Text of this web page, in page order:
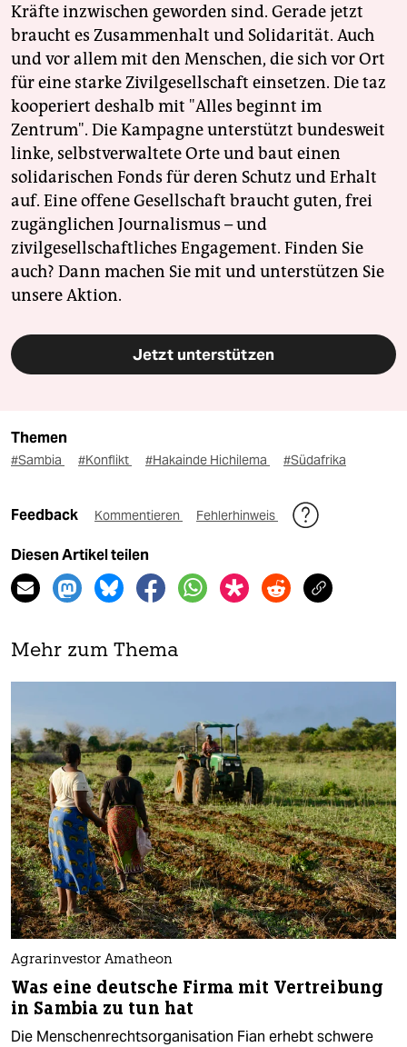
Kräfte inzwischen geworden sind. Gerade jetzt
braucht es Zusammenhalt und Solidarität. Auch
und vor allem mit den Menschen, die sich vor Ort
für eine starke Zivilgesellschaft einsetzen. Die taz
kooperiert deshalb mit "Alles beginnt im
Zentrum". Die Kampagne unterstützt bundesweit
linke, selbstverwaltete Orte und baut einen
solidarischen Fonds für deren Schutz und Erhalt
auf. Eine offene Gesellschaft braucht guten, frei
zugänglichen Journalismus – und
zivilgesellschaftliches Engagement. Finden Sie
auch? Dann machen Sie mit und unterstützen Sie
unsere Aktion.
Jetzt unterstützen
Themen
#Sambia #Konflikt #Hakainde Hichilema #Südafrika
Feedback Kommentieren Fehlerhinweis
Diesen Artikel teilen
Mehr zum Thema
Agrarinvestor Amatheon
Was eine deutsche Firma mit Vertreibung
in Sambia zu tun hat
Die Menschenrechtsorganisation Fian erhebt schwere